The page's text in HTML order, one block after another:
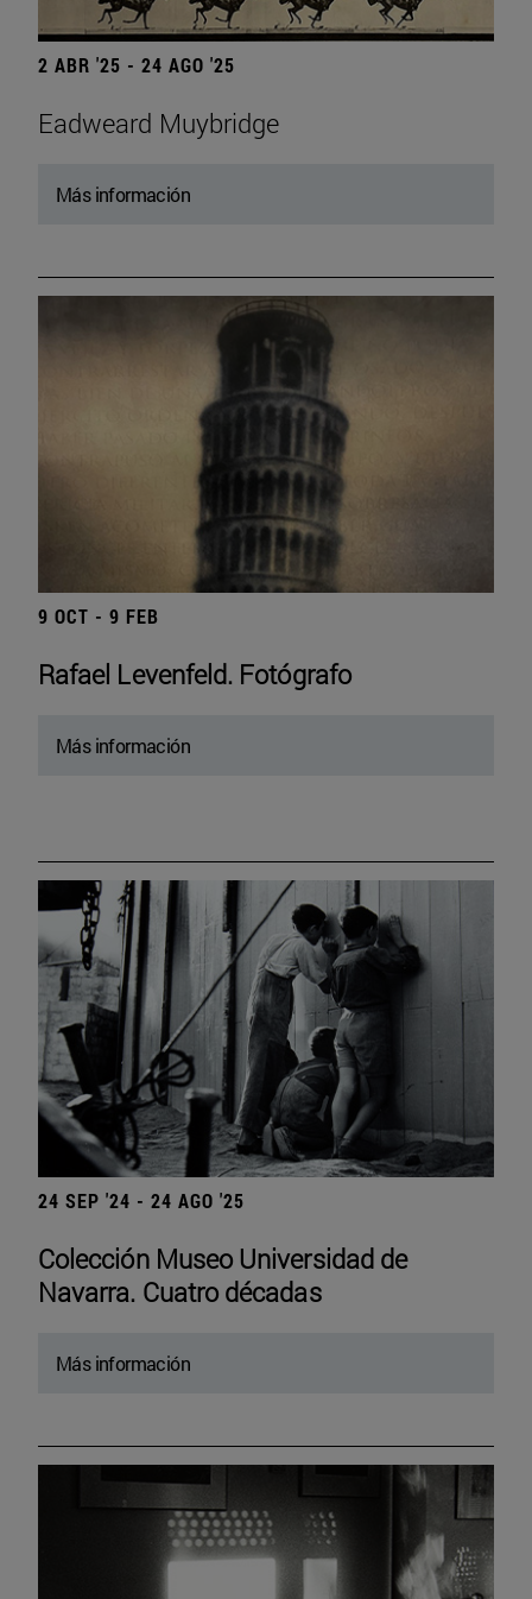
2 ABR '25 - 24 AGO '25
Eadweard Muybridge
Más información
9 OCT - 9 FEB
Rafael Levenfeld. Fotógrafo
Más información
24 SEP '24 - 24 AGO '25
Colección Museo Universidad de
Navarra. Cuatro décadas
Más información